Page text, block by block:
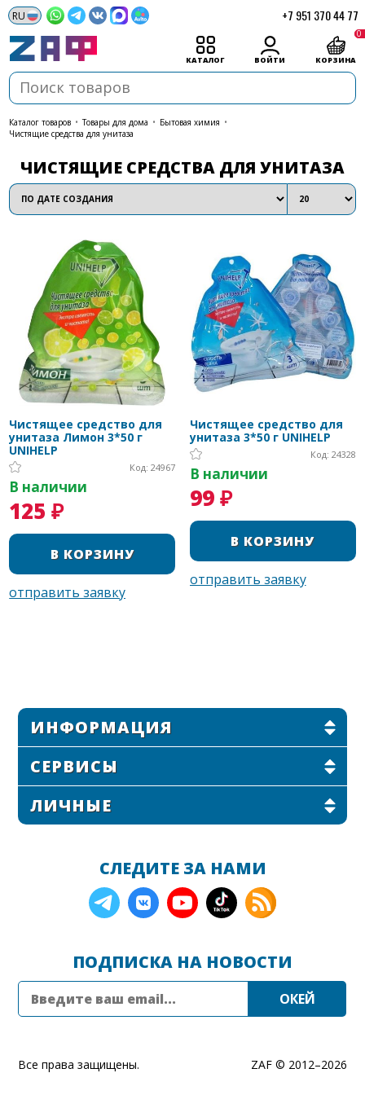
+7 951 370 44 77
КАТАЛОГ ВОЙТИ КОРЗИНА
0
каталог товаров • Товары для дома • Бытовая химия •
Чистящие средства для унитаза
ЧИСТЯЩИЕ СРЕДСТВА ДЛЯ УНИТАЗА
Чистящее средство для
унитаза Лимон 3*50 г
UNIHELP
Код: 24967
В наличии
125 ₽
Чистящее средство для
унитаза 3*50 г UNIHELP
Код: 24328
В наличии
99 ₽
ИНФОРМАЦИЯ
СЕРВИСЫ
ЛИЧНЫЕ
СЛЕДИТЕ ЗА НАМИ
ПОДПИСКА НА НОВОСТИ
ZAF © 2012–2026
Все права защищены.